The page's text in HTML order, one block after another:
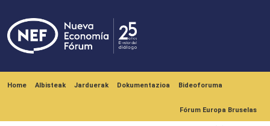
Home Albisteak Jarduerak Dokumentazioa Bideoforuma
Fórum Europa Bruselas